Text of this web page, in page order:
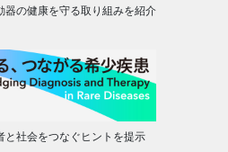
器の健康を守る取り組みを紹介
と社会をつなぐヒントを提示